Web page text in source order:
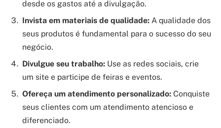
desde os gastos até a divulgação.
Invista em materiais de qualidade: A qualidade dos
seus produtos é fundamental para o sucesso do seu
negócio.
Divulgue seu trabalho: Use as redes sociais, crie
um site e participe de feiras e eventos.
Ofereça um atendimento personalizado: Conquiste
seus clientes com um atendimento atencioso e
diferenciado.